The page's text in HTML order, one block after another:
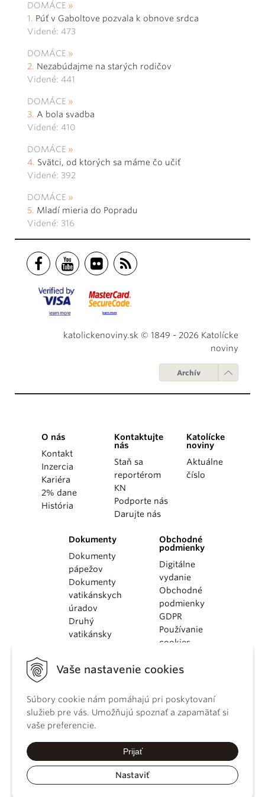
Vaše nastavenie cookies
Súbory cookie nám pomáhajú pri poskytovaní
služieb pre vás. Umožňujú spoznať a zapamätať si
vaše preferencie.
Prijať
Nastaviť
DOMÁCE
Púť v Gaboltove pozvala k obnove srdca
Videné: 473
DOMÁCE
Nezabúdajme na starých rodičov
Videné: 441
DOMÁCE
A bola svadba
Videné: 410
DOMÁCE
Svätci, od ktorých sa máme čo učiť
Videné: 392
DOMÁCE
Mladí mieria do Popradu
Videné: 316
katolickenoviny.sk © 1849 - 2026 Katolícke
noviny
Archív
O nás
Kontakt
Inzercia
Kariéra
2% dane
História
Kontaktujte
nás
Staň sa
reportérom
KN
Podporte nás
Darujte nás
Katolícke
noviny
Aktuálne
číslo
Dokumenty
Dokumenty
pápežov
Dokumenty
vatikánskych
úradov
Druhý
vatikánsky
KBS
kánonického
práva
Katechizmus
Obchodné
podmienky
Digitálne
vydanie
Obchodné
podmienky
GDPR
Používanie
cookies